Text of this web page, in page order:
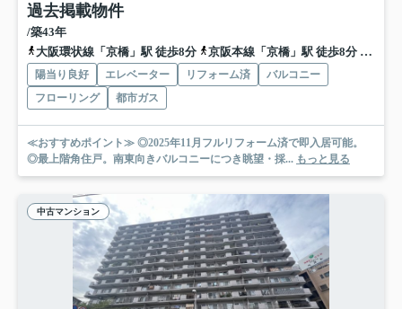
過去掲載物件
/築43年
大阪環状線「京橋」駅 徒歩8分
京阪本線「京橋」駅 徒歩8分 地下
陽当り良好 エレベーター リフォーム済
バルコニー
フローリング
都市ガス
≪おすすめポイント≫ ◎2025年11月フルリフォーム済で即入居可能。
◎最上階角住戸。南東向きバルコニーにつき眺望・採... もっと見る
中古マンション